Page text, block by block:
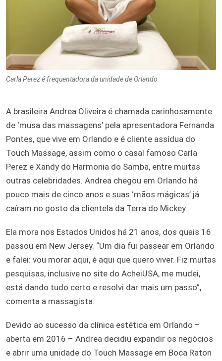
Carla Perez é frequentadora da unidade de Orlando
A brasileira Andrea Oliveira é chamada carinhosamente
de ‘musa das massagens’ pela apresentadora Fernanda
Pontes, que vive em Orlando e é cliente assídua do
Touch Massage, assim como o casal famoso Carla
Perez e Xandy do Harmonia do Samba, entre muitas
outras celebridades. Andrea chegou em Orlando há
pouco mais de cinco anos e suas ‘mãos mágicas’ já
caíram no gosto da clientela da Terra do Mickey.
Ela mora nos Estados Unidos há 21 anos, dos quais 16
passou em New Jersey. “Um dia fui passear em Orlando
e falei: vou morar aqui, é aqui que quero viver. Fiz muitas
pesquisas, inclusive no site do AcheiUSA, me mudei,
está dando tudo certo e resolvi dar mais um passo”,
comenta a massagista.
Devido ao sucesso da clínica estética em Orlando –
aberta em 2016 – Andrea decidiu expandir os negócios
e abrir uma unidade do Touch Massage em Boca Raton